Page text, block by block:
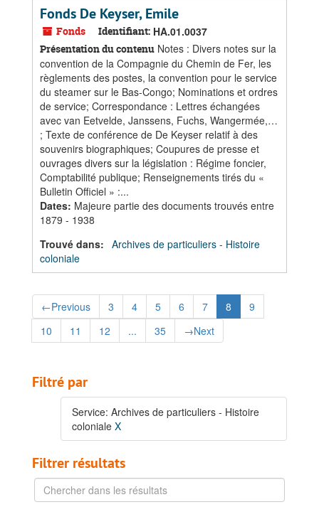
Fonds De Keyser, Emile
Fonds Identifiant: HA.01.0037
Présentation du contenu Notes : Divers notes sur la
convention de la Compagnie du Chemin de Fer, les
règlements des postes, la convention pour le service
du steamer sur le Bas-Congo; Nominations et ordres
de service; Correspondance : Lettres échangées
avec van Eetvelde, Janssens, Fuchs, Wangermée,…
; Texte de conférence de De Keyser relatif à des
souvenirs biographiques; Coupures de presse et
ouvrages divers sur la législation : Régime foncier,
Comptabilité publique; Renseignements tirés du «
Bulletin Officiel » :...
Dates: Majeure partie des documents trouvés entre
1879 - 1938
Trouvé dans: Archives de particuliers - Histoire
coloniale
←Previous 3 4 5 6 7 8
9
10
11 12 ... 35 →Next
Filtré par
Service: Archives de particuliers - Histoire
coloniale X
Filtrer résultats
Chercher
dans